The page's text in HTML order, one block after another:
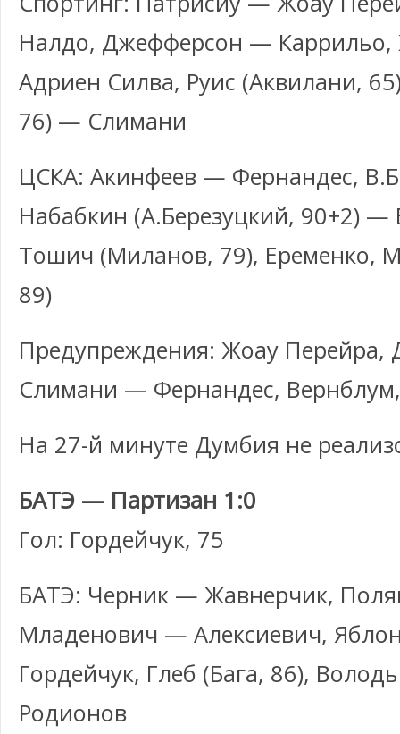
Налдо, Джефферсон —
Адриен Силва, Руис (Аквилани,
76) — Слимани
ЦСКА: Акинфеев — Фернандес,
Набабкин (А.Березуцкий, 90+2)
Тошич (Миланов, 79), Еременко,
89)
Предупреждения: Жоау Перейра,
Слимани — Фернандес,
На 27-й минуте Думбия не
БАТЭ — Партизан 1:0
Гол: Гордейчук, 75
БАТЭ: Черник — Жавнерчик,
Младенович — Алексиевич,
Гордейчук, Глеб (Бага, 86),
Родионов